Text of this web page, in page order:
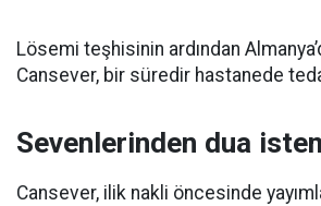
Lösemi teşhisinin ardından
Cansever, bir süredir hastanede
Sevenlerinden dua
Cansever, ilik nakli öncesinde